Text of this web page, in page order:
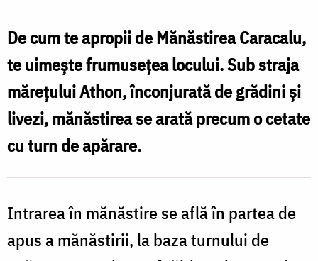
Caracalu
/
Foto:
De cum te apropii de Mănăstirea Caracalu,
te uimeşte frumuseţea locului. Sub straja
măreţului Athon, înconjurată de grădini şi
livezi, mănăstirea se arată precum o cetate
cu turn de apărare.
Intrarea în mănăstire se află în partea de
apus a mănăstirii, la baza turnului de